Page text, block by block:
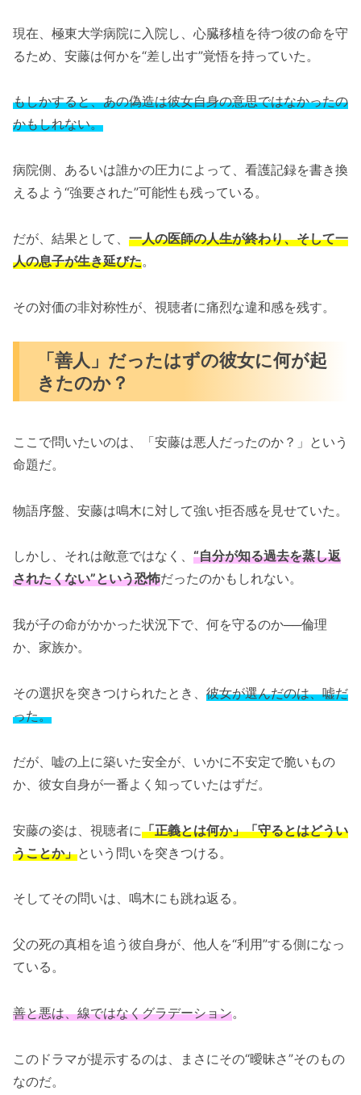
現在、極東大学病院に入院し、心臓移植を待つ彼の命を守
るため、安藤は何かを“差し出す”覚悟を持っていた。
もしかすると、あの偽造は彼女自身の意思ではなかったの
かもしれない。
病院側、あるいは誰かの圧力によって、看護記録を書き換
えるよう“強要された”可能性も残っている。
だが、結果として、 一人の医師の人生が終わり、そして一
人の息子が生き延びた。
その対価の非対称性が、視聴者に痛烈な違和感を残す。
「善人」だったはずの彼女に何が起
きたのか？
ここで問いたいのは、「安藤は悪人だったのか？」という
命題だ。
物語序盤、安藤は鳴木に対して強い拒否感を見せていた。
しかし、それは敵意ではなく、 “自分が知る過去を蒸し返
されたくない”という恐怖だったのかもしれない。
我が子の命がかかった状況下で、何を守るのか──倫理
か、家族か。
その選択を突きつけられたとき、 彼女が選んだのは、嘘だ
った。
だが、嘘の上に築いた安全が、いかに不安定で脆いもの
か、彼女自身が一番よく知っていたはずだ。
安藤の姿は、視聴者に「正義とは何か」「守るとはどうい
うことか」という問いを突きつける。
そしてその問いは、鳴木にも跳ね返る。
父の死の真相を追う彼自身が、他人を“利用”する側になっ
ている。
善と悪は、線ではなくグラデーション。
このドラマが提示するのは、まさにその“曖昧さ”そのもの
なのだ。